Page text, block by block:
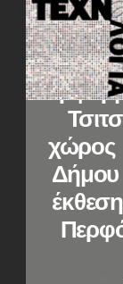
χώρος